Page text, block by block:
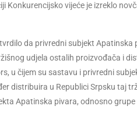
Konkurencijsko vijeće je izreklo
da privredni subjekt
udjela ostalih proizvođača i
u čijem su sastavu i privredni
distribuira u Republici Srpsku taj
Apatinska pivara, odnosno